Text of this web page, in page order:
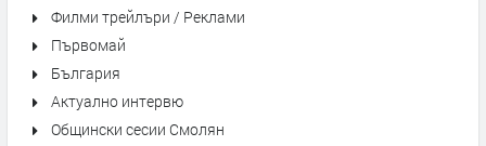
Филми трейлъри / Реклами
Първомай
България
Актуално интервю
Общински сесии Смолян